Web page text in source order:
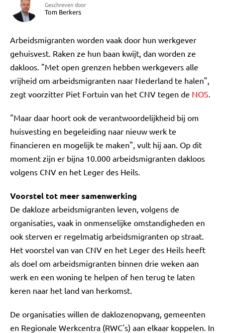
Geschreven door
Tom Berkers
Arbeidsmigranten worden vaak door hun werkgever
gehuisvest. Raken ze hun baan kwijt, dan worden ze
dakloos. "Met open grenzen hebben werkgevers alle
vrijheid om arbeidsmigranten naar Nederland te halen",
zegt voorzitter Piet Fortuin van het CNV tegen de NOS.
"Maar daar hoort ook de verantwoordelijkheid bij om
huisvesting en begeleiding naar nieuw werk te
financieren en mogelijk te maken", vult hij aan. Op dit
moment zijn er bijna 10.000 arbeidsmigranten dakloos
volgens CNV en het Leger des Heils.
Voorstel tot meer samenwerking
De dakloze arbeidsmigranten leven, volgens de
organisaties, vaak in onmenselijke omstandigheden en
ook sterven er regelmatig arbeidsmigranten op straat.
Het voorstel van van CNV en het Leger des Heils heeft
als doel om arbeidsmigranten binnen drie weken aan
werk en een woning te helpen of hen terug te laten
keren naar het land van herkomst.
De organisaties willen de daklozenopvang, gemeenten
en Regionale Werkcentra (RWC's) aan elkaar koppelen. In